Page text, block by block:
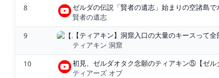
8
ゼルダの伝説「賢者の遺志」始まりの空諸島
賢者の遺志
9
【ティアキン】洞窟入口の大量のキースって
ティアキン 洞窟
10
初見、ゼルダオタク念願のティアキン⑤【ゼ
ティアーズ オブ